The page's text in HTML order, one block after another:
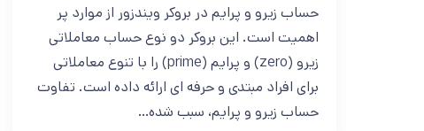
حساب زیرو و پرایم در بروکر ویندزور از موارد پر
اهمیت است. این بروکر دو نوع حساب معاملاتی
زیرو (zero) و پرایم (prime) را با تنوع معاملاتی
برای افراد مبتدی و حرفه ای ارائه داده است. تفاوت
حساب زیرو و پرایم، سبب شده…